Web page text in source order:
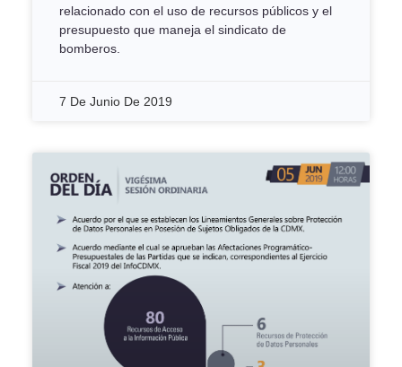
relacionado con el uso de recursos públicos y el
presupuesto que maneja el sindicato de
bomberos.
7 De Junio De 2019